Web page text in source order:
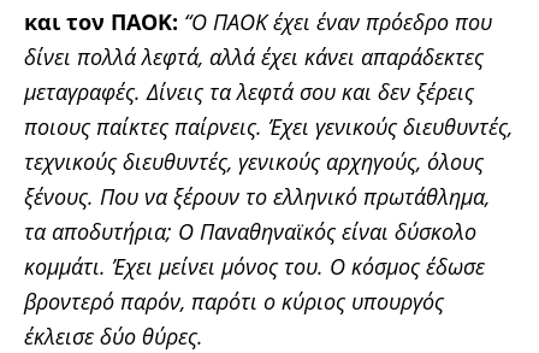
και τον ΠΑΟΚ: “Ο ΠΑΟΚ έχει έναν πρόεδρο που
δίνει πολλά λεφτά, αλλά έχει κάνει απαράδεκτες
μεταγραφές. Δίνεις τα λεφτά σου και δεν ξέρεις
ποιους παίκτες παίρνεις. Έχει γενικούς διευθυντές,
τεχνικούς διευθυντές, γενικούς αρχηγούς, όλους
ξένους. Που να ξέρουν το ελληνικό πρωτάθλημα,
τα αποδυτήρια; Ο Παναθηναϊκός είναι δύσκολο
κομμάτι. Έχει μείνει μόνος του. Ο κόσμος έδωσε
βροντερό παρόν, παρότι ο κύριος υπουργός
έκλεισε δύο θύρες.